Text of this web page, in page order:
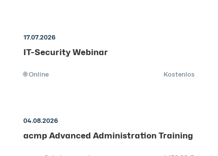
17.07.2026
IT-Security Webinar
🌐 Online Kostenlos
04.08.2026
acmp Advanced Administration Training